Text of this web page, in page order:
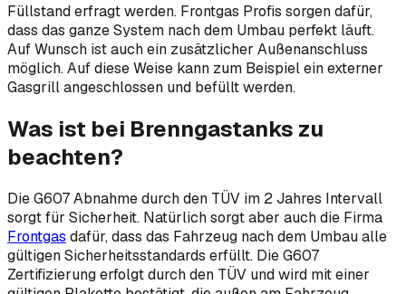
Füllstand erfragt werden. Frontgas Profis sorgen dafür,
dass das ganze System nach dem Umbau perfekt läuft.
Auf Wunsch ist auch ein zusätzlicher Außenanschluss
möglich. Auf diese Weise kann zum Beispiel ein externer
Gasgrill angeschlossen und befüllt werden.
Was ist bei Brenngastanks zu
beachten?
Die G607 Abnahme durch den TÜV im 2 Jahres Intervall
sorgt für Sicherheit. Natürlich sorgt aber auch die Firma
Frontgas dafür, dass das Fahrzeug nach dem Umbau alle
gültigen Sicherheitsstandards erfüllt. Die G607
Zertifizierung erfolgt durch den TÜV und wird mit einer